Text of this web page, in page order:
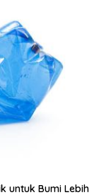
untuk Bumi Lebih